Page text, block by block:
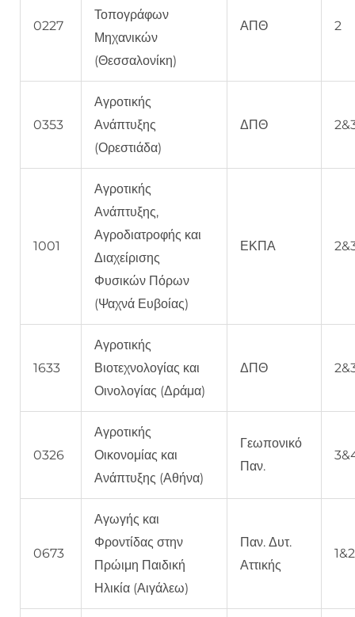
0227
Τοπογράφων
Μηχανικών
(Θεσσαλονίκη)
ΑΠΘ 2
0353
Αγροτικής
Ανάπτυξης
(Ορεστιάδα)
ΔΠΘ
1001
Αγροτικής
Ανάπτυξης,
Αγροδιατροφής και
Διαχείρισης
Φυσικών Πόρων
(Ψαχνά Ευβοίας)
ΕΚΠΑ
1633
Αγροτικής
Βιοτεχνολογίας και
Οινολογίας (Δράμα)
ΔΠΘ
0326
Αγροτικής
Οικονομίας και
Ανάπτυξης (Αθήνα)
Γεωπονικό
Παν.
0673
Αγωγής και
Φροντίδας στην
Πρώιμη Παιδική
Ηλικία (Αιγάλεω)
Παν. Δυτ.
Αττικής